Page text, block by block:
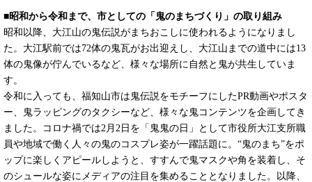
■昭和から令和まで、市としての「鬼のまちづくり」の取り組み
昭和以降、大江山の鬼伝説がまちおこしに使われるようになりまし
た。大江駅前では72体の鬼瓦がお出迎えし、大江山までの道中には13
体の鬼像が佇んでいるなど、様々な場所に自然と鬼が共生していま
す。
令和に入っても、福知山市は鬼伝説をモチーフにしたPR動画やポスタ
ー、鬼ラッピングのタクシーなど、様々な鬼コンテンツを企画してき
ました。コロナ禍では2月2日を「鬼鬼の日」として市役所大江支所職
員や地域で働く人々の鬼のコスプレ姿が一躍話題に。“鬼のまち”をポ
ップに楽しくアピールしようと、すすんで鬼マスクや角を装着し、そ
のシュールな姿にメディアの注目を集めることとなりました。以降、